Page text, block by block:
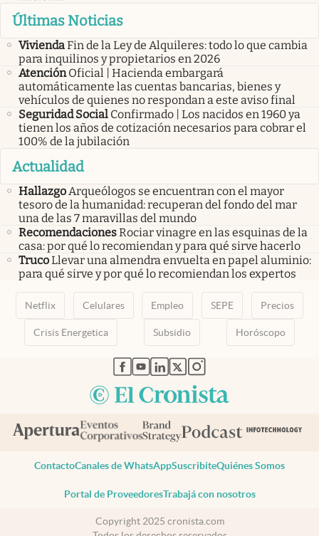
Últimas Noticias
ViviendaFin de la Ley de Alquileres: todo lo que cambia
para inquilinos y propietarios en 2026
Atención Oficial | Hacienda embargará
automáticamente las cuentas bancarias, bienes y
vehículos de quienes no respondan a este aviso final
Seguridad Social Confirmado | Los nacidos en 1960 ya
tienen los años de cotización necesarios para cobrar el
100% de la jubilación
Actualidad
HallazgoArqueólogos se encuentran con el mayor
tesoro de la humanidad: recuperan del fondo del mar
una de las 7 maravillas del mundo
RecomendacionesRociar vinagre en las esquinas de la
casa: por qué lo recomiendan y para qué sirve hacerlo
TrucoLlevar una almendra envuelta en papel aluminio:
para qué sirve y por qué lo recomiendan los expertos
Netflix Celulares Empleo SEPE Precios
Crisis Energetica Subsidio Horóscopo
abre en nueva pestaña
abre en nueva pestaña
abre en nueva pestaña
abre en nueva pestaña
abre en nueva pestaña
ContactoCanales de WhatsAppSuscribiteQuiénes Somos
Portal de ProveedoresTrabajá con nosotros
Copyright 2025 cronista.com